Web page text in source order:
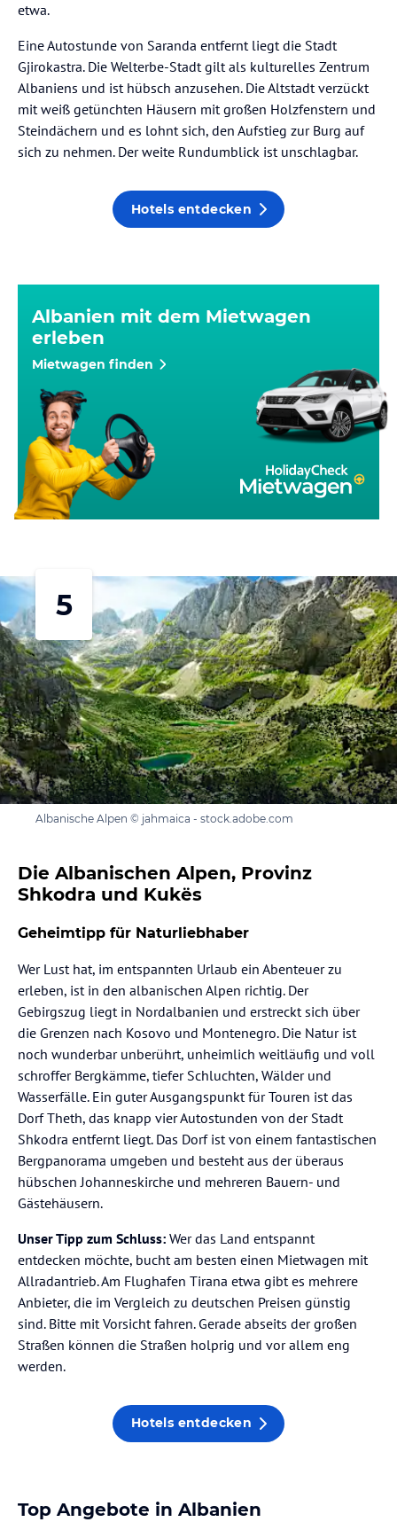
etwa.
Eine Autostunde von Saranda entfernt liegt die Stadt
Gjirokastra. Die Welterbe-Stadt gilt als kulturelles Zentrum
Albaniens und ist hübsch anzusehen. Die Altstadt verzückt
mit weiß getünchten Häusern mit großen Holzfenstern und
Steindächern und es lohnt sich, den Aufstieg zur Burg auf
sich zu nehmen. Der weite Rundumblick ist unschlagbar.
Hotels entdecken
Albanien mit dem Mietwagen
erleben
Mietwagen finden
5
Albanische Alpen © jahmaica - stock.adobe.com
Die Albanischen Alpen, Provinz
Shkodra und Kukës
Geheimtipp für Naturliebhaber
Wer Lust hat, im entspannten Urlaub ein Abenteuer zu
erleben, ist in den albanischen Alpen richtig. Der
Gebirgszug liegt in Nordalbanien und erstreckt sich über
die Grenzen nach Kosovo und Montenegro. Die Natur ist
noch wunderbar unberührt, unheimlich weitläufig und voll
schroffer Bergkämme, tiefer Schluchten, Wälder und
Wasserfälle. Ein guter Ausgangspunkt für Touren ist das
Dorf Theth, das knapp vier Autostunden von der Stadt
Shkodra entfernt liegt. Das Dorf ist von einem fantastischen
Bergpanorama umgeben und besteht aus der überaus
hübschen Johanneskirche und mehreren Bauern- und
Gästehäusern.
Unser Tipp zum Schluss: Wer das Land entspannt
entdecken möchte, bucht am besten einen Mietwagen mit
Allradantrieb. Am Flughafen Tirana etwa gibt es mehrere
Anbieter, die im Vergleich zu deutschen Preisen günstig
sind. Bitte mit Vorsicht fahren. Gerade abseits der großen
Straßen können die Straßen holprig und vor allem eng
werden.
Hotels entdecken
Top Angebote in Albanien